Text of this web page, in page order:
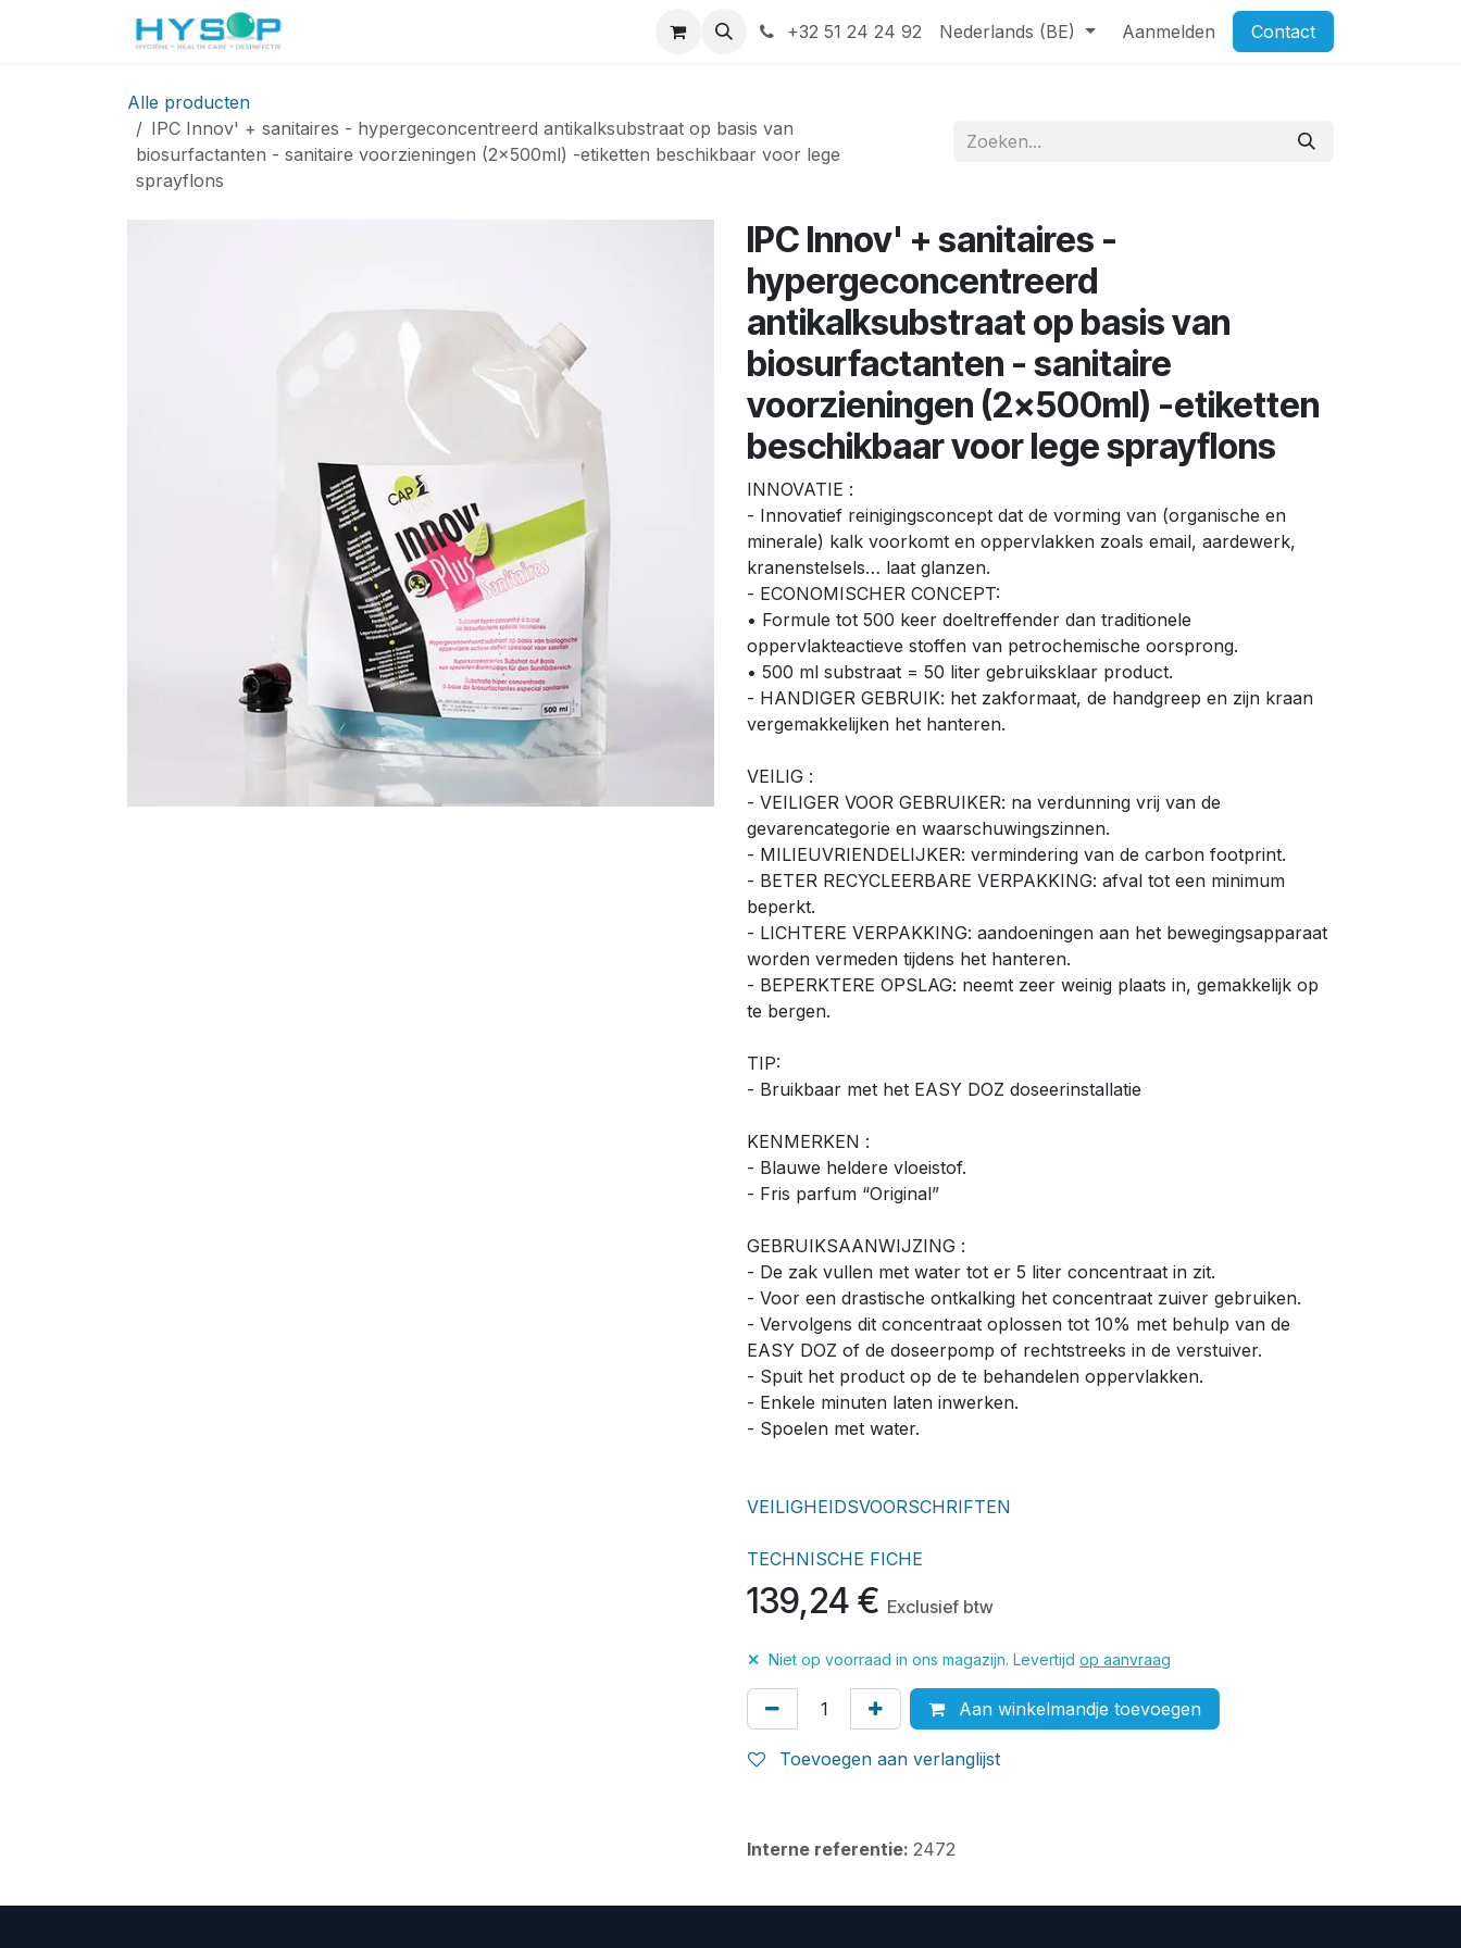
+32 51 24 24 92 Nederlands (BE) Aanmelden Contact
Alle producten
IPC Innov' + sanitaires - hypergeconcentreerd antikalksubstraat op basis van
biosurfactanten - sanitaire voorzieningen (2x500ml) -etiketten beschikbaar voor lege
sprayflons
IPC Innov' + sanitaires -
hypergeconcentreerd
antikalksubstraat op basis van
biosurfactanten - sanitaire
voorzieningen (2x500ml) -etiketten
beschikbaar voor lege sprayflons
INNOVATIE :
- Innovatief reinigingsconcept dat de vorming van (organische en
minerale) kalk voorkomt en oppervlakken zoals email, aardewerk,
kranenstelsels… laat glanzen.
- ECONOMISCHER CONCEPT:
• Formule tot 500 keer doeltreffender dan traditionele
oppervlakteactieve stoffen van petrochemische oorsprong.
• 500 ml substraat = 50 liter gebruiksklaar product.
- HANDIGER GEBRUIK: het zakformaat, de hand­greep en zijn kraan
vergemakkelijken het hanteren.
VEILIG :
- VEILIGER VOOR GEBRUIKER: na verdunning vrij van de
gevarencategorie en waarschuwingszinnen.
- MILIEUVRIENDELIJKER: vermindering van de carbon footprint.
- BETER RECYCLEERBARE VERPAKKING: afval tot een minimum
beperkt.
- LICHTERE VERPAKKING: aandoeningen aan het bewegingsapparaat
worden vermeden tijdens het hanteren.
- BEPERKTERE OPSLAG: neemt zeer weinig plaats in, gemakkelijk op
te bergen.
TIP:
- Bruikbaar met het EASY DOZ doseerinstallatie
KENMERKEN :
- Blauwe heldere vloeistof.
- Fris parfum “Original”
GEBRUIKSAANWIJZING :
- De zak vullen met water tot er 5 liter concentraat in zit.
- Voor een drastische ontkalking het concentraat zuiver gebruiken.
- Vervolgens dit concentraat oplossen tot 10% met behulp van de
EASY DOZ of de doseerpomp of rechtstreeks in de verstuiver.
- Spuit het product op de te behandelen oppervlakken.
- Enkele minuten laten inwerken.
- Spoelen met water.
VEILIGHEIDSVOORSCHRIFTEN
TECHNISCHE FICHE
139,24 € Exclusief btw
✕ Niet op voorraad in ons magazijn. Levertijd op aanvraag
Aan winkelmandje toevoegen
Toevoegen aan verlanglijst
Interne referentie: 2472